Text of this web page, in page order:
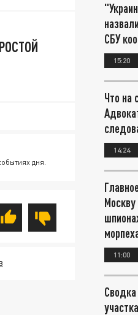
дня.
СБУ
15:20
Что на
14:24
Москву
11:00